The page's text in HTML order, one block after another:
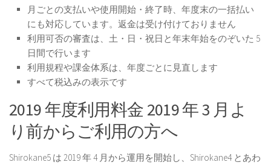
月ごとの支払いや使用開始・終了時、年度末の一括払い
にも対応しています。返金は受け付けておりません
利用可否の審査は、土・日・祝日と年末年始をのぞいた 5
日間で行います
利用規程や課金体系は、年度ごとに見直します
すべて税込みの表示です
2019 年度利用料金 2019 年 3 月よ
り前からご利用の方へ
Shirokane5 は 2019 年 4 月から運用を開始し、Shirokane4 とあわ